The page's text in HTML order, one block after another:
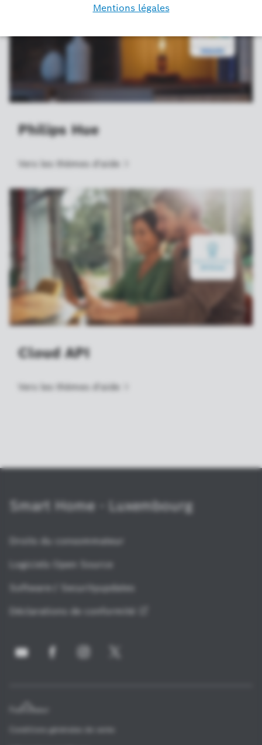
Philips Hue
Vers les thèmes d'aide
Cloud API
Vers les thèmes d'aide
Smart Home - Luxembourg
Droits du consommateur
Logiciels Open Source
Software-/ Securityupdates
Déclarations de
conformité